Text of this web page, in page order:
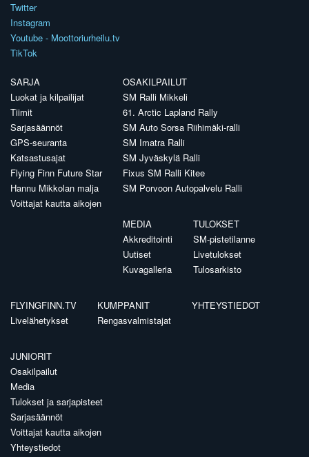
Twitter
Instagram
Youtube - Moottoriurheilu.tv
TikTok
SARJA
Luokat ja kilpailijat
Tiimit
Sarjasäännöt
GPS-seuranta
Katsastusajat
Flying Finn Future Star
Hannu Mikkolan malja
Voittajat kautta aikojen
OSAKILPAILUT
SM Ralli Mikkeli
61. Arctic Lapland Rally
SM Auto Sorsa Riihimäki-ralli
SM Imatra Ralli
SM Jyväskylä Ralli
Fixus SM Ralli Kitee
SM Porvoon Autopalvelu Ralli
MEDIA
Akkreditointi
Uutiset
Kuvagalleria
TULOKSET
SM-pistetilanne
Livetulokset
Tulosarkisto
FLYINGFINN.TV
Livelähetykset
KUMPPANIT
Rengasvalmistajat
YHTEYSTIEDOT
JUNIORIT
Osakilpailut
Media
Tulokset ja sarjapisteet
Sarjasäännöt
Voittajat kautta aikojen
Yhteystiedot